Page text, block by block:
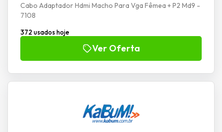
Cabo Adaptador Hdmi Macho Para Vga Fêmea + P2 Md9 -
7108
372 usados hoje
Ver Oferta